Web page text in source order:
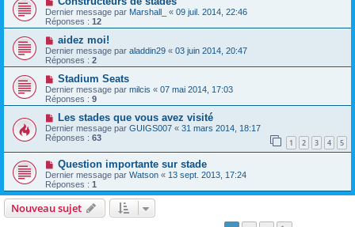
Dernier message par Marshall_ « 09 juil. 2014, 22:46
Réponses : 12
aidez moi!
Dernier message par aladdin29 « 03 juin 2014, 20:47
Réponses : 2
Stadium Seats
Dernier message par milcis « 07 mai 2014, 17:03
Réponses : 9
Les stades que vous avez visité
Dernier message par GUIGS007 « 31 mars 2014, 18:17
Réponses : 63 1 2 3 4 5
Question importante sur stade
Dernier message par Watson « 13 sept. 2013, 17:24
Réponses : 1
Nouveau sujet